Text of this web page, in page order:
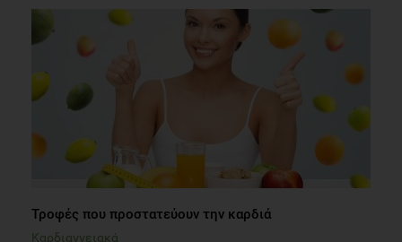
Τροφές που προστατεύουν την καρδιά
Καρδιαγγειακά